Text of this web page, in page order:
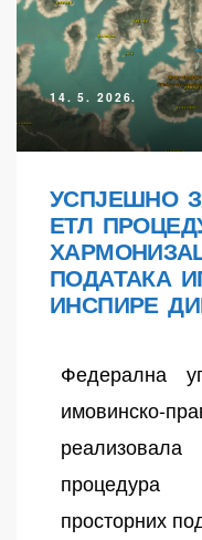
14. 5. 2026.
УСПЈЕШНО
ЕТЛ
ПОДАТАКА
ИНСПИРЕ
Федерална
имовинско-
просторних